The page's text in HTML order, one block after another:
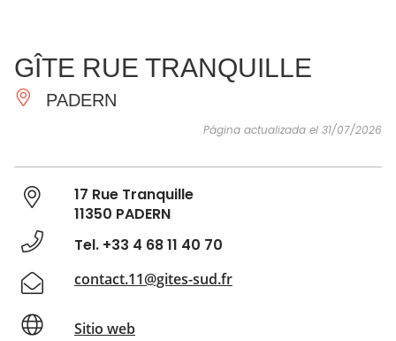
IMPRESCINDIBLES
HACER
INSPIRACIONES
GÎTE RUE TRANQUILLE
PADERN
Página actualizada el 31/07/2026
17 Rue Tranquille
11350 PADERN
Tel. +33 4 68 11 40 70
contact.11@gites-sud.fr
Sitio web